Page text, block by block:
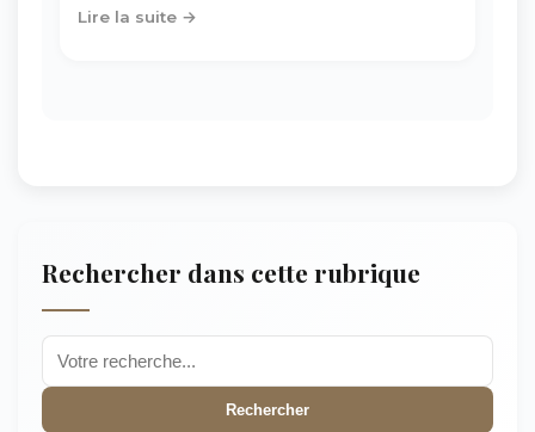
Lire la suite →
Rechercher dans cette rubrique
Rechercher